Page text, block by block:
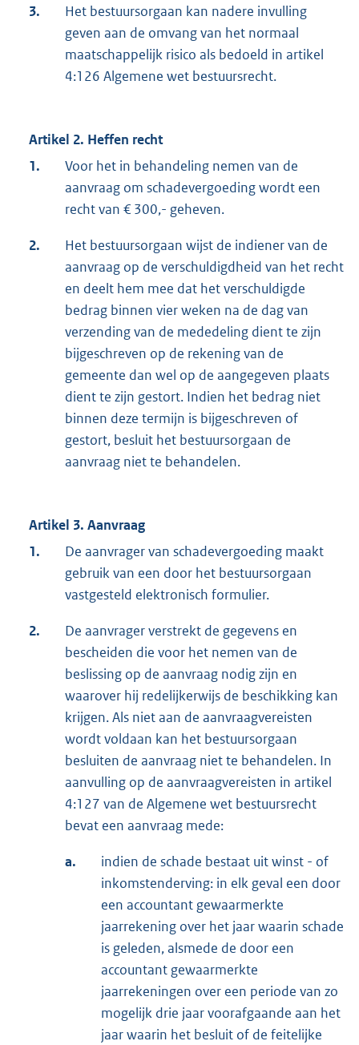
3.
Het bestuursorgaan kan nadere invulling
geven aan de omvang van het normaal
maatschappelijk risico als bedoeld in artikel
4:126 Algemene wet bestuursrecht.
Artikel 2. Heffen recht
1.
Voor het in behandeling nemen van de
aanvraag om schadevergoeding wordt een
recht van € 300,- geheven.
2.
Het bestuursorgaan wijst de indiener van de
aanvraag op de verschuldigdheid van het recht
en deelt hem mee dat het verschuldigde
bedrag binnen vier weken na de dag van
verzending van de mededeling dient te zijn
bijgeschreven op de rekening van de
gemeente dan wel op de aangegeven plaats
dient te zijn gestort. Indien het bedrag niet
binnen deze termijn is bijgeschreven of
gestort, besluit het bestuursorgaan de
aanvraag niet te behandelen.
Artikel 3. Aanvraag
1.
De aanvrager van schadevergoeding maakt
gebruik van een door het bestuursorgaan
vastgesteld elektronisch formulier.
2.
De aanvrager verstrekt de gegevens en
bescheiden die voor het nemen van de
beslissing op de aanvraag nodig zijn en
waarover hij redelijkerwijs de beschikking kan
krijgen. Als niet aan de aanvraagvereisten
wordt voldaan kan het bestuursorgaan
besluiten de aanvraag niet te behandelen. In
aanvulling op de aanvraagvereisten in artikel
4:127 van de Algemene wet bestuursrecht
bevat een aanvraag mede:
a.
indien de schade bestaat uit winst - of
inkomstenderving: in elk geval een door
een accountant gewaarmerkte
jaarrekening over het jaar waarin schade
is geleden, alsmede de door een
accountant gewaarmerkte
jaarrekeningen over een periode van zo
mogelijk drie jaar voorafgaande aan het
jaar waarin het besluit of de feitelijke